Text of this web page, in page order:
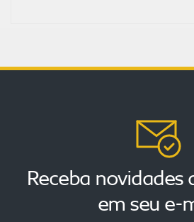
Receba novidades
em seu e-